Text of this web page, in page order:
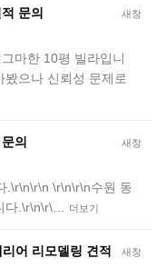
새창
문의
마한 10평 빌라입니
으나 신뢰성 문제로
새창
의
.\r\n\r\n \r\n\r\n수원 동
다.\r\n\r\…
더보기
새창
어 리모델링 견적